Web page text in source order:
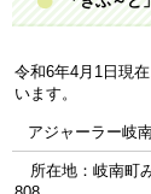
令和6年4月1日現
います。
アジャーラー岐
所在地：岐南町